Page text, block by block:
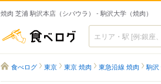
焼肉 芝浦 駒沢本店（シバウラ） - 駒沢大学（焼肉）
食べログ
食べログ 東京 東京 焼肉 東急沿線 焼肉 駒沢